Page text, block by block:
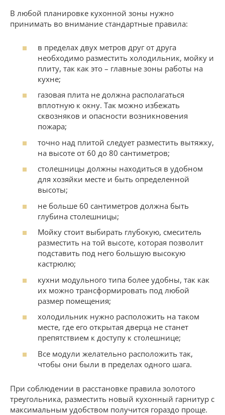
В любой планировке кухонной зоны нужно
принимать во внимание стандартные правила:
в пределах двух метров друг от друга
необходимо разместить холодильник, мойку и
плиту, так как это – главные зоны работы на
кухне;
газовая плита не должна располагаться
вплотную к окну. Так можно избежать
сквозняков и опасности возникновения
пожара;
точно над плитой следует разместить вытяжку,
на высоте от 60 до 80 сантиметров;
столешницы должны находиться в удобном
для хозяйки месте и быть определенной
высоты;
не больше 60 сантиметров должна быть
глубина столешницы;
Мойку стоит выбирать глубокую, смеситель
разместить на той высоте, которая позволит
подставить под него большую высокую
кастрюлю;
кухни модульного типа более удобны, так как
их можно трансформировать под любой
размер помещения;
холодильник нужно расположить на таком
месте, где его открытая дверца не станет
препятствием к доступу к столешнице;
Все модули желательно расположить так,
чтобы они были в пределах одного шага.
При соблюдении в расстановке правила золотого
треугольника, разместить новый кухонный гарнитур с
максимальным удобством получится гораздо проще.